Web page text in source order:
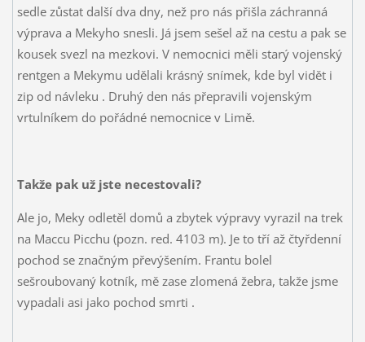
sedle zůstat další dva dny, než pro nás přišla záchranná
výprava a Mekyho snesli. Já jsem sešel až na cestu a pak se
kousek svezl na mezkovi. V nemocnici měli starý vojenský
rentgen a Mekymu udělali krásný snímek, kde byl vidět i
zip od návleku . Druhý den nás přepravili vojenským
vrtulníkem do pořádné nemocnice v Limě.
Takže pak už jste necestovali?
Ale jo, Meky odletěl domů a zbytek výpravy vyrazil na trek
na Maccu Picchu (pozn. red. 4103 m). Je to tří až čtyřdenní
pochod se značným převýšením. Frantu bolel
sešroubovaný kotník, mě zase zlomená žebra, takže jsme
vypadali asi jako pochod smrti .